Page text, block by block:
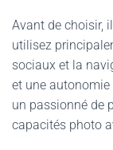
Avant de choisir,
utilisez
sociaux et la
et une autonomie
un passionné de
capacités photo